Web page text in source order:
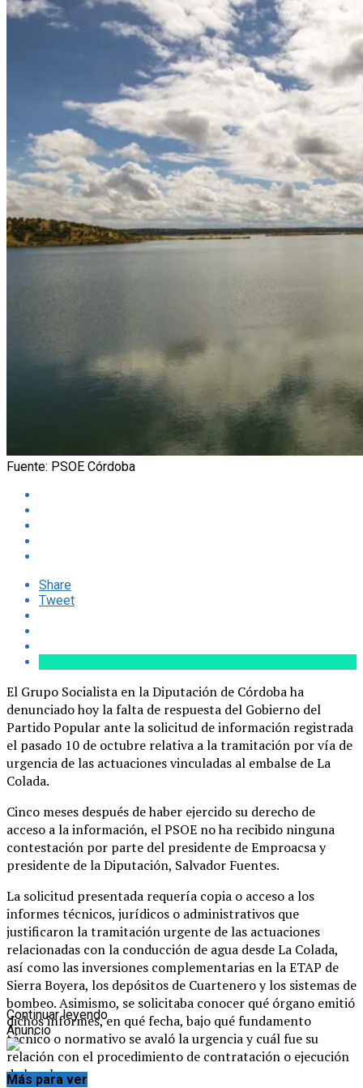
Fuente: PSOE Córdoba
Share
Tweet
El Grupo Socialista en la Diputación de Córdoba ha
denunciado hoy la falta de respuesta del Gobierno del
Partido Popular ante la solicitud de información registrada
el pasado 10 de octubre relativa a la tramitación por vía de
urgencia de las actuaciones vinculadas al embalse de La
Colada.
Cinco meses después de haber ejercido su derecho de
acceso a la información, el PSOE no ha recibido ninguna
contestación por parte del presidente de Emproacsa y
presidente de la Diputación, Salvador Fuentes.
La solicitud presentada requería copia o acceso a los
informes técnicos, jurídicos o administrativos que
justificaron la tramitación urgente de las actuaciones
relacionadas con la conducción de agua desde La Colada,
así como las inversiones complementarias en la ETAP de
Sierra Boyera, los depósitos de Cuartenero y los sistemas de
bombeo. Asimismo, se solicitaba conocer qué órgano emitió
dichos informes, en qué fecha, bajo qué fundamento
técnico o normativo se avaló la urgencia y cuál fue su
relación con el procedimiento de contratación o ejecución
de las obras.
Continuar leyendo
Anuncio
Más para ver